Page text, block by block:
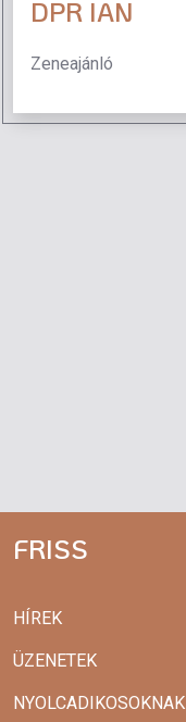
DPR IAN
Zeneajánló
FRISS
HÍREK
ÜZENETEK
NYOLCADIKOSOKNAK